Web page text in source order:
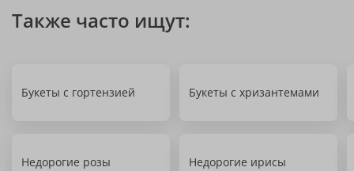
Также часто ищут:
Букеты с гортензией Букеты с хризантемами
Недорогие розы Недорогие ирисы